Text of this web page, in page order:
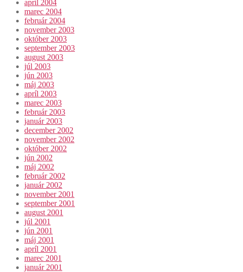
apríl 2004
marec 2004
február 2004
november 2003
október 2003
september 2003
august 2003
júl 2003
jún 2003
máj 2003
apríl 2003
marec 2003
február 2003
január 2003
december 2002
november 2002
október 2002
jún 2002
máj 2002
február 2002
január 2002
november 2001
september 2001
august 2001
júl 2001
jún 2001
máj 2001
apríl 2001
marec 2001
január 2001